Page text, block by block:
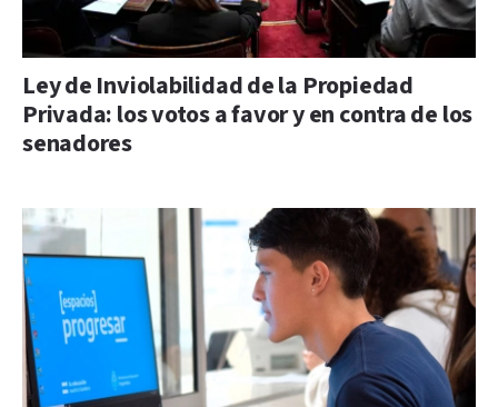
Ley de Inviolabilidad de la Propiedad
Privada: los votos a favor y en contra de los
senadores